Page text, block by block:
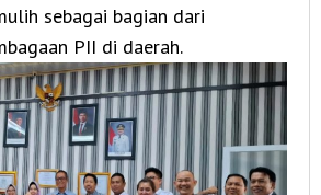
sebagai bagian dari
PII di daerah.